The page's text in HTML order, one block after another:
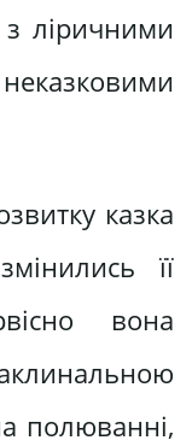
ліричними
казка
її
вона
полюванні,